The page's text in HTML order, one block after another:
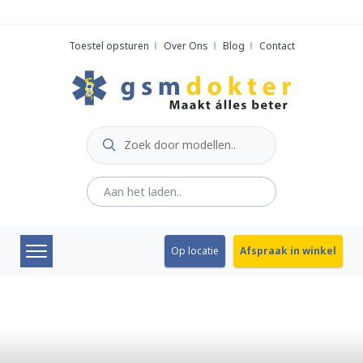
Toestel opsturen Over Ons Blog Contact
Op locatie Afspraak in winkel